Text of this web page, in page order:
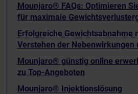
Mounjaro® FAQs: Optimieren
für maximale
Erfolgreiche Gewichtsabnahme
Verstehen der Nebenwirkungen
Mounjaro® günstig online
zu Top-Angeboten
Mounjaro® Injektionslösung